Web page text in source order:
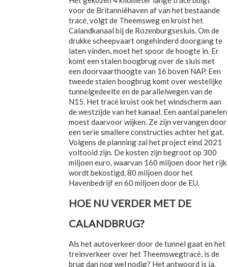
voor de Britanniëhaven af van het bestaande
tracé, volgt de Theemsweg en kruist het
Calandkanaal bij de Rozenburgsesluis. Om de
drukke scheepvaart ongehinderd doorgang te
laten vinden, moet het spoor de hoogte in. Er
komt een stalen boogbrug over de sluis met
een doorvaarthoogte van 16 boven NAP. Een
tweede stalen boogbrug komt over westelijke
tunnelgedeelte en de parallelwegen van de
N15. Het tracé kruist ook het windscherm aan
de westzijde van het kanaal. Een aantal panelen
moest daarvoor wijken. Ze zijn vervangen door
een serie smallere constructies achter het gat.
Volgens de planning zal het project eind 2021
voltooid zijn. De kosten zijn begroot op 300
miljoen euro, waarvan 160 miljoen door het rijk
wordt bekostigd, 80 miljoen door het
Havenbedrijf en 60 miljoen door de EU.
HOE NU VERDER MET DE
CALANDBRUG?
Als het autoverkeer door de tunnel gaat en het
treinverkeer over het Theemswegtracé, is de
brug dan nog wel nodig? Het antwoord is ja.